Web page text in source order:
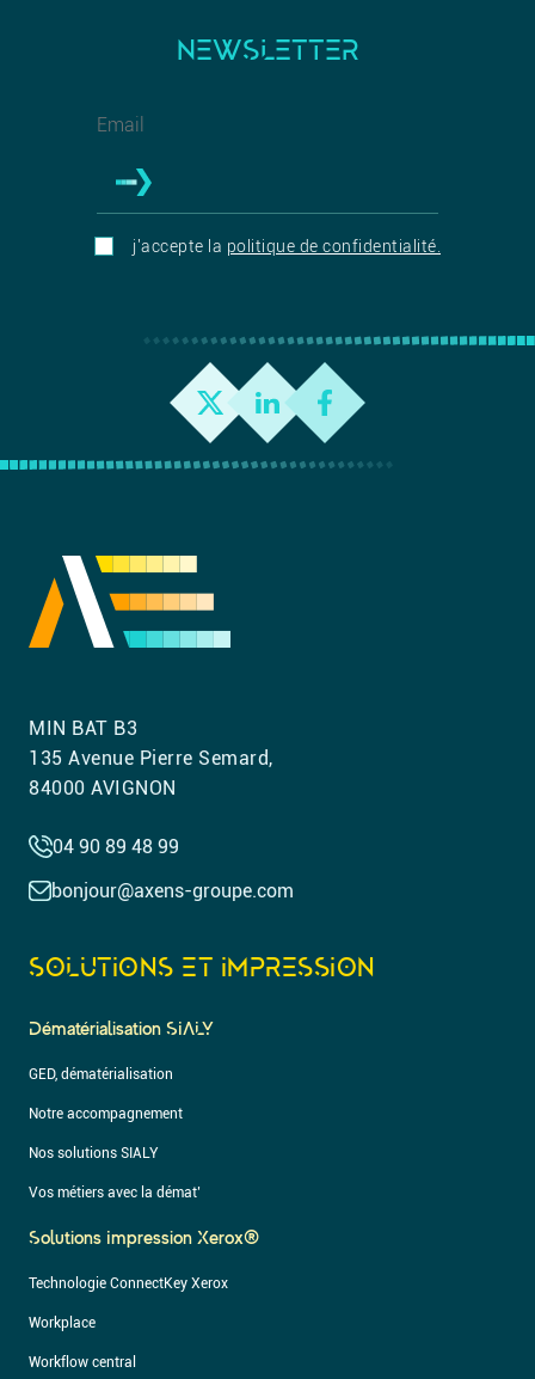
NEWSLETTER
j'accepte la politique de confidentialité.
MIN BAT B3
135 Avenue Pierre Semard,
84000 AVIGNON
04 90 89 48 99
bonjour@axens-groupe.com
SOLUTIONS ET IMPRESSION
Dématérialisation SIALY
GED, dématérialisation
Notre accompagnement
Nos solutions SIALY
Vos métiers avec la démat’
Solutions Impression Xerox®
Technologie ConnectKey Xerox
Workplace
Workflow central